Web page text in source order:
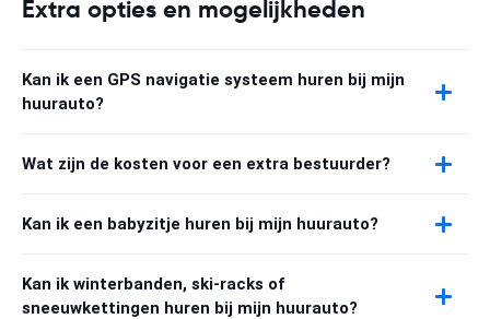
Extra opties en mogelijkheden
Kan ik een GPS navigatie systeem huren bij mijn
huurauto?
Wat zijn de kosten voor een extra bestuurder?
Kan ik een babyzitje huren bij mijn huurauto?
Kan ik winterbanden, ski-racks of
sneeuwkettingen huren bij mijn huurauto?